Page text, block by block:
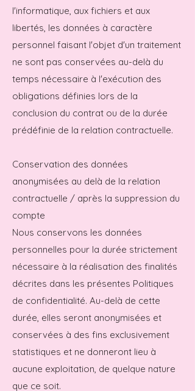
l'informatique, aux fichiers et aux
libertés, les données à caractère
personnel faisant l'objet d'un traitement
ne sont pas conservées au-delà du
temps nécessaire à l'exécution des
obligations définies lors de la
conclusion du contrat ou de la durée
prédéfinie de la relation contractuelle.
Conservation des données
anonymisées au delà de la relation
contractuelle / après la suppression du
compte
Nous conservons les données
personnelles pour la durée strictement
nécessaire à la réalisation des finalités
décrites dans les présentes Politiques
de confidentialité. Au-delà de cette
durée, elles seront anonymisées et
conservées à des fins exclusivement
statistiques et ne donneront lieu à
aucune exploitation, de quelque nature
que ce soit.